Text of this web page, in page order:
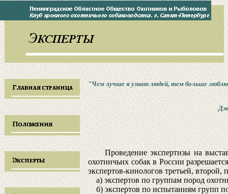
"Чем лучше я узнаю людей, тем больше
Проведение экспертизы на
охотничьих собак в России
экспертов-кинологов третьей, второй,
а) экспертов по группам пород
б) экспертов по испытаниям групп